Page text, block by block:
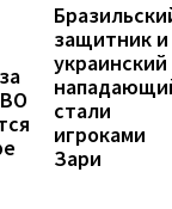
защитник и
украинский
стали
игроками
Зари